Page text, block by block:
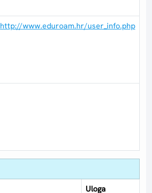
http://www.eduroam.hr/user_info.php
Uloga